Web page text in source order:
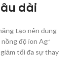
dài
tạo nên dung
độ ion Ag⁺
tối đa sự thay